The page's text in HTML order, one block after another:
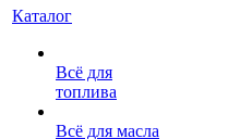
Каталог
Всё для
топлива
Всё для масла